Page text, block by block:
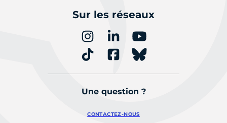
Sur les réseaux
Une question ?
CONTACTEZ-NOUS